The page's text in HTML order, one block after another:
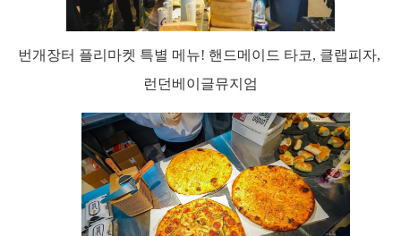
번개장터 플리마켓 특별 메뉴! 핸드메이드 타코, 클랩피자,
런던베이글뮤지엄